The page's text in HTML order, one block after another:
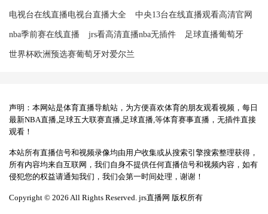
电视台在线直播电视台直播大全 中央13台在线直播观看高清官网
nba季前赛在线直播 jrs看高清直播nba无插件 足球直播葡萄牙
世界杯欧洲预选赛葡萄牙对爱尔兰
声明：本网站是体育直播导航站，为方便喜欢体育的朋友观看视频，每日
最新NBA直播,足球五大联赛直播,足球直播,等体育赛事直播，无插件直接
观看！
本站所有直播信号和视频录像均由用户收集或从搜索引擎搜索整理获得，
所有内容均来自互联网，我们自身不提供任何直播信号和视频内容，如有
侵犯您的权益请通知我们，我们会第一时间处理，谢谢！
Copyright © 2026 All Rights Reserved. jrs直播网 版权所有